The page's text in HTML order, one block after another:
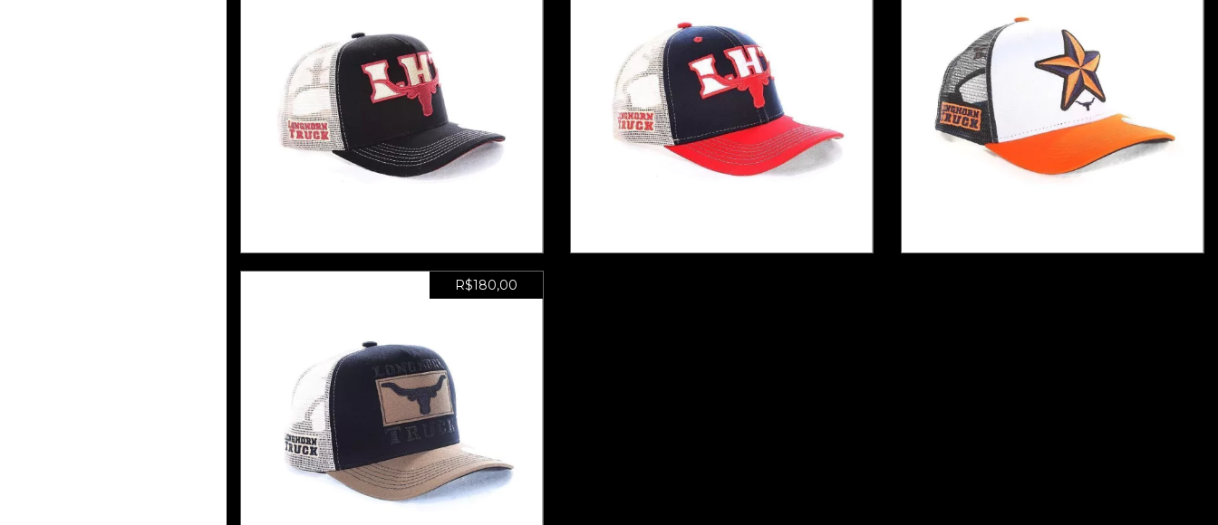
BONÉ LHT 18 - ADESIVO DE
BRINDE
BONÉ LHT 23 - ADESIVO DE
BRINDE
BONÉ LHT 09 - ADESIVO DE
R$180,00
BONÉ LHT 17 - ADESIVO DE
BRINDE
R$30,00sem juros